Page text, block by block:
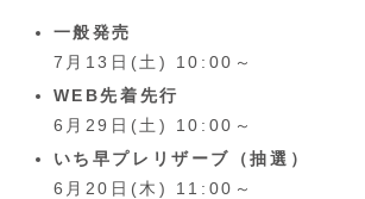
一般発売
7月13日(土) 10:00～
WEB先着先行
6月29日(土) 10:00～
いち早プレリザーブ（抽選）
6月20日(木) 11:00～